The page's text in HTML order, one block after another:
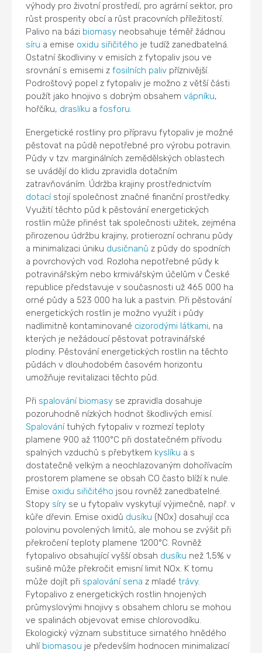
výhody pro životní prostředí, pro agrární sektor, pro
růst prosperity obcí a růst pracovních příležitostí.
Palivo na bázi biomasy neobsahuje téměř žádnou
síru a emise oxidu siřičitého je tudíž zanedbatelná.
Ostatní škodliviny v emisích z fytopaliv jsou ve
srovnání s emisemi zfosilních paliv příznivější.
Podroštový popel z fytopaliv je možno z větší části
použít jako hnojivo s dobrým obsahemvápníku,
hořčíku, draslíku afosforu.
Energetické rostliny pro přípravu fytopaliv je možné
pěstovat na půdě nepotřebné pro výrobu potravin.
Půdy v tzv. marginálních zemědělských oblastech
se uvádějí do klidu zpravidla dotačním
zatravňováním. Údržba krajiny prostřednictvím
dotacístojí společnost značné finanční prostředky.
Využití těchto půd k pěstování energetických
rostlin může přinést tak společnosti užitek, zejména
přirozenou údržbu krajiny, protierozní ochranu půdy
a minimalizaci úniku dusičnanů z půdy do spodních
a povrchových vod. Rozloha nepotřebné půdy k
potravinářským nebo krmivářským účelům v České
republice představuje v současnosti už 465 000 ha
orné půdy a 523 000 ha luk a pastvin. Při pěstování
energetických rostlin je možno využít i půdy
nadlimitně kontaminované cizorodými látkami, na
kterých je nežádoucí pěstovat potravinářské
plodiny. Pěstování energetických rostlin na těchto
půdách v dlouhodobém časovém horizontu
umožňuje revitalizaci těchto půd.
Při spalování biomasy se zpravidla dosahuje
pozoruhodně nízkých hodnot škodlivých emisí.
Spalovánítuhých fytopaliv v rozmezí teploty
plamene 900 až 1100°C při dostatečném přívodu
spalných vzduchů s přebytkem kyslíku a s
dostatečně velkým a neochlazovaným dohořívacím
prostorem plamene se obsah CO často blíží k nule.
Emise oxidu siřičitého jsou rovněž zanedbatelné.
Stopy síry se u fytopaliv vyskytují výjimečně, např. v
kůře dřevin. Emise oxidů dusíku (NOx) dosahují cca
polovinu povolených limitů, ale mohou se zvýšit při
překročení teploty plamene 1200°C. Rovněž
fytopalivo obsahující vyšší obsah dusíku než 1,5% v
sušině může překročit emisní limit NOx. K tomu
může dojít při spalování sena z mladétrávy.
Fytopalivo z energetických rostlin hnojených
průmyslovými hnojivy s obsahem chloru se mohou
ve spalinách objevovat emise chlorovodíku.
Ekologický význam substituce sirnatého hnědého
uhlí biomasou je především hodnocen minimalizací